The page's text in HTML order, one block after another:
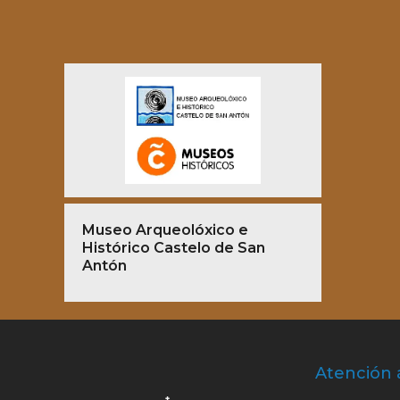
Museo Arqueolóxico e
Histórico Castelo de San
Antón
Atención